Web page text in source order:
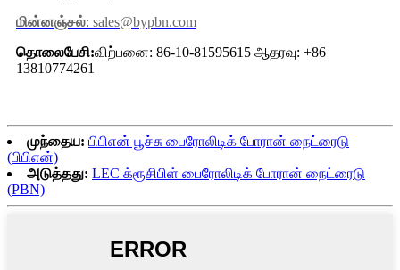
மின்னஞ்சல்: sales@bypbn.com
தொலைபேசி:விற்பனை: 86-10-81595615 ஆதரவு: +86
13810774261
முந்தைய: பிபிஎன் பூச்சு பைரோலிடிக் போரான் நைட்ரைடு
(பிபிஎன்)
அடுத்தது: LEC க்ரூசிபிள் பைரோலிடிக் போரான் நைட்ரைடு
(PBN)